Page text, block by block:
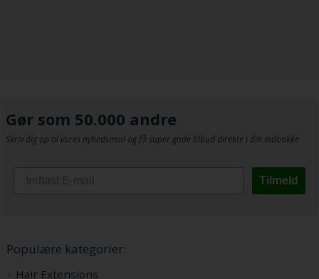
Gør som 50.000 andre
Skriv dig op til vores nyhedsmail og få super gode tilbud direkte i din indbakke
Tilmeld
Populære kategorier:
Hair Extensions